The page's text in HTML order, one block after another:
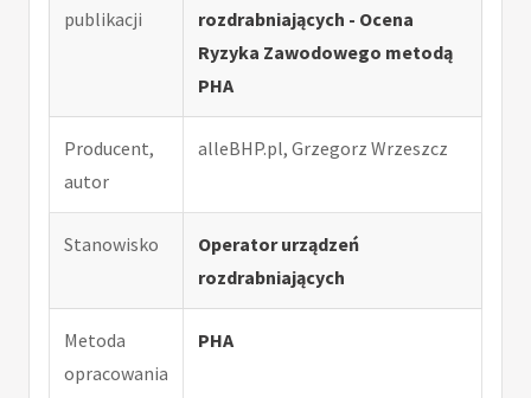
publikacji
rozdrabniających - Ocena
Ryzyka Zawodowego metodą
PHA
Producent,
autor
alleBHP.pl, Grzegorz Wrzeszcz
Stanowisko
Operator urządzeń
rozdrabniających
Metoda
opracowania
PHA